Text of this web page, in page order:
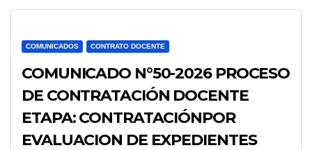
COMUNICADOS CONTRATO DOCENTE
COMUNICADO N°50-2026 PROCESO
DE CONTRATACIÓN DOCENTE
ETAPA: CONTRATACIÓNPOR
EVALUACION DE EXPEDIENTES